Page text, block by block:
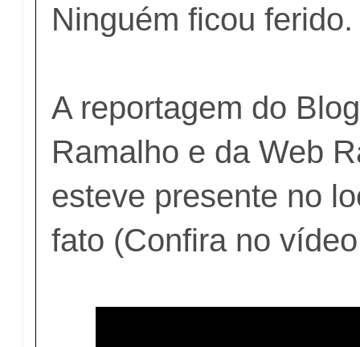
Ninguém ficou ferido.
A reportagem do
Ramalho e da Web
esteve presente no
fato (Confira no